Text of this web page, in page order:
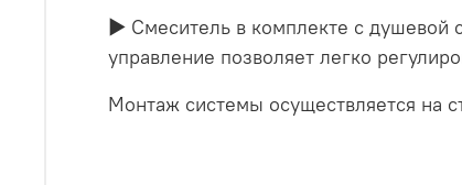
▶ Смеситель в комплекте с душевой
управление позволяет легко
Монтаж системы осуществляется на